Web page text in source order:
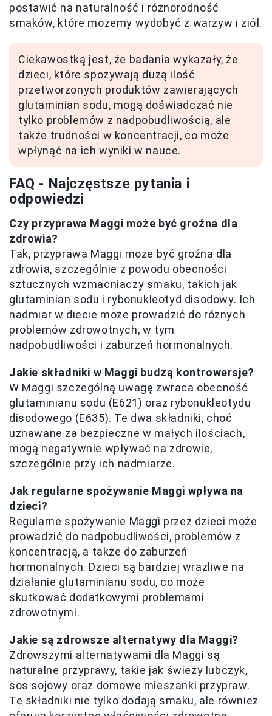
postawić na naturalność i różnorodność
smaków, które możemy wydobyć z warzyw i ziół.
Ciekawostką jest, że badania wykazały, że
dzieci, które spożywają dużą ilość
przetworzonych produktów zawierających
glutaminian sodu, mogą doświadczać nie
tylko problemów z nadpobudliwością, ale
także trudności w koncentracji, co może
wpłynąć na ich wyniki w nauce.
FAQ - Najczęstsze pytania i
odpowiedzi
Czy przyprawa Maggi może być groźna dla
zdrowia?
Tak, przyprawa Maggi może być groźna dla
zdrowia, szczególnie z powodu obecności
sztucznych wzmacniaczy smaku, takich jak
glutaminian sodu i rybonukleotyd disodowy. Ich
nadmiar w diecie może prowadzić do różnych
problemów zdrowotnych, w tym
nadpobudliwości i zaburzeń hormonalnych.
Jakie składniki w Maggi budzą kontrowersje?
W Maggi szczególną uwagę zwraca obecność
glutaminianu sodu (E621) oraz rybonukleotydu
disodowego (E635). Te dwa składniki, choć
uznawane za bezpieczne w małych ilościach,
mogą negatywnie wpływać na zdrowie,
szczególnie przy ich nadmiarze.
Jak regularne spożywanie Maggi wpływa na
dzieci?
Regularne spożywanie Maggi przez dzieci może
prowadzić do nadpobudliwości, problemów z
koncentracją, a także do zaburzeń
hormonalnych. Dzieci są bardziej wrażliwe na
działanie glutaminianu sodu, co może
skutkować dodatkowymi problemami
zdrowotnymi.
Jakie są zdrowsze alternatywy dla Maggi?
Zdrowszymi alternatywami dla Maggi są
naturalne przyprawy, takie jak świeży lubczyk,
sos sojowy oraz domowe mieszanki przypraw.
Te składniki nie tylko dodają smaku, ale również